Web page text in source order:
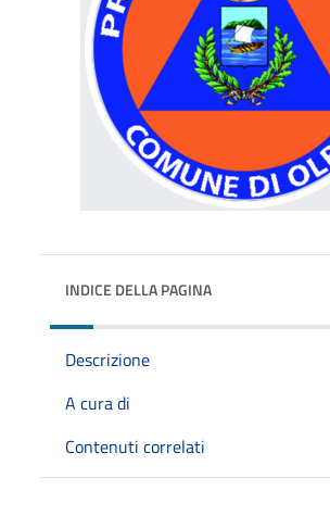
INDICE DELLA PAGINA
Descrizione
A cura di
Contenuti correlati